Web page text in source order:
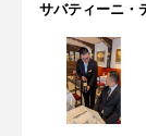
サバティーニ・